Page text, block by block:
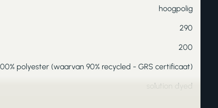
hoogpolig
290
200
polyester (waarvan 90% recycled - GRS certificaat)
solution dyed